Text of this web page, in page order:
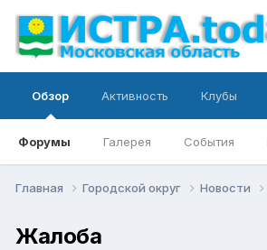
Обзор
Форумы Галерея События
Активность Клубы
Главная Городской округ Новости
Жалоба